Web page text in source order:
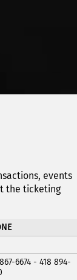
events
the ticketing
6674 - 418 894-